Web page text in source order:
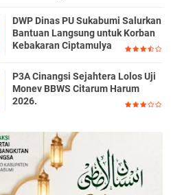
DWP Dinas PU Sukabumi Salurkan
Bantuan Langsung untuk Korban
Kebakaran Ciptamulya
P3A Cinangsi Sejahtera Lolos Uji
Monev BBWS Citarum Harum
2026.